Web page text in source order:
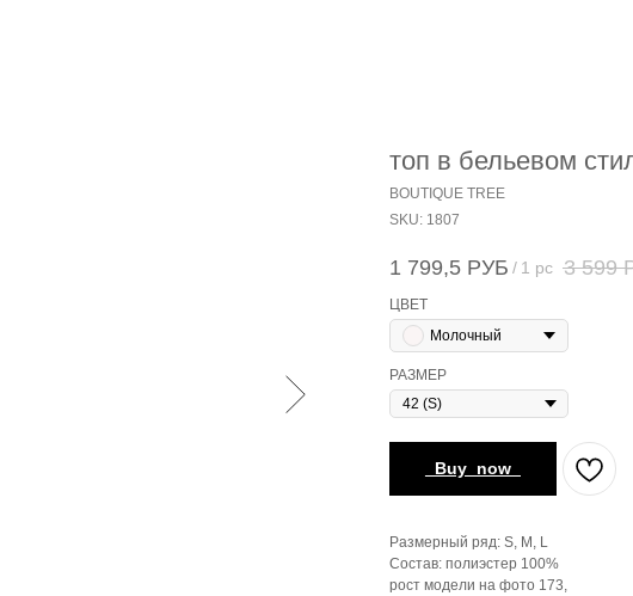
топ в бельевом
BOUTIQUE TREE
SKU: 1807
1 799,5 РУБ / 1 pc 3 599
ЦВЕТ
Молочный
РАЗМЕР
_Buy_now_
Размерный ряд: S, M, L
Состав: полиэстер 100%
рост модели на фото 173,